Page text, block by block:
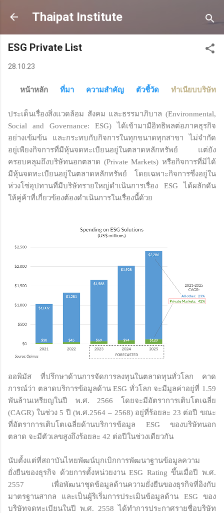
Skip to main content
Thaipat Institute
ESG Private List
28.10.23
หน้าหลัก ที่มา ความสำคัญ ตัวชี้วัด ทำเนียบบริษัท
ประเด็นเรื่องสิ่งแวดล้อม สังคม และธรรมาภิบาล (Environmental,
Social and Governance: ESG) ได้เข้ามามีอิทธิพลต่อภาคธุรกิจ
อย่างเข้มข้น และกระทบกับกิจการในทุกขนาดทุกสาขา ไม่จำกัด
อยู่เพียงกิจการที่มีหุ้นจดทะเบียนอยู่ในตลาดหลักทรัพย์ แต่ยัง
ครอบคลุมถึงบริษัทนอกตลาด (Private Markets) หรือกิจการที่มิได้
มีหุ้นจดทะเบียนอยู่ในตลาดหลักทรัพย์ โดยเฉพาะกิจการซึ่งอยู่ใน
ห่วงโซ่อุปทานที่มีบริษัทรายใหญ่ดำเนินการเรื่อง ESG ได้ผลักดัน
ให้คู่ค้าที่เกี่ยวข้องต้องดำเนินการในเรื่องนี้ด้วย
ออพิมัส ที่ปรึกษาด้านการจัดการลงทุนในตลาดทุนทั่วโลก คาด
การณ์ว่า ตลาดบริการข้อมูลด้าน ESG ทั่วโลก จะมีมูลค่าอยู่ที่ 1.59
พันล้านเหรียญในปี พ.ศ. 2566 โดยจะมีอัตราการเติบโตเฉลี่ย
(CAGR) ในช่วง 5 ปี (พ.ศ.2564 – 2568) อยู่ที่ร้อยละ 23 ต่อปี ขณะ
ที่อัตราการเติบโตเฉลี่ยด้านบริการข้อมูล ESG ของบริษัทนอก
ตลาด จะมีตัวเลขสูงถึงร้อยละ 42 ต่อปีในช่วงเดียวกัน
นับตั้งแต่ที่สถาบันไทยพัฒน์บุกเบิกการพัฒนาฐานข้อมูลความ
ยั่งยืนของธุรกิจ ด้วยการตั้งหน่วยงาน ESG Rating ขึ้นเมื่อปี พ.ศ.
2557 เพื่อพัฒนาชุดข้อมูลด้านความยั่งยืนของธุรกิจที่อิงกับ
มาตรฐานสากล และเป็นผู้ริเริ่มการประเมินข้อมูลด้าน ESG ของ
บริษัทจดทะเบียนในปี พ.ศ. 2558 ได้ทำการประกาศรายชื่อบริษัท